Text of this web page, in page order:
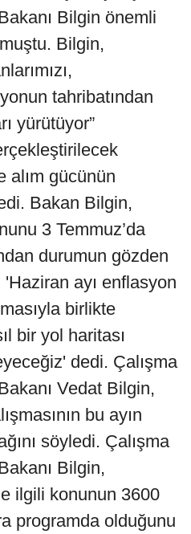
Bilgin önemli
Bilgin,
tahribatından
yürütüyor”
alım gücünün
Bakan Bilgin,
3 Temmuz’da
durumun gözden
ayı enflasyon
birlikte
bir yol haritası
dedi. Çalışma
Vedat Bilgin,
bu ayın
söyledi. Çalışma
Bilgin,
ilgili konunun 3600
programda olduğunu